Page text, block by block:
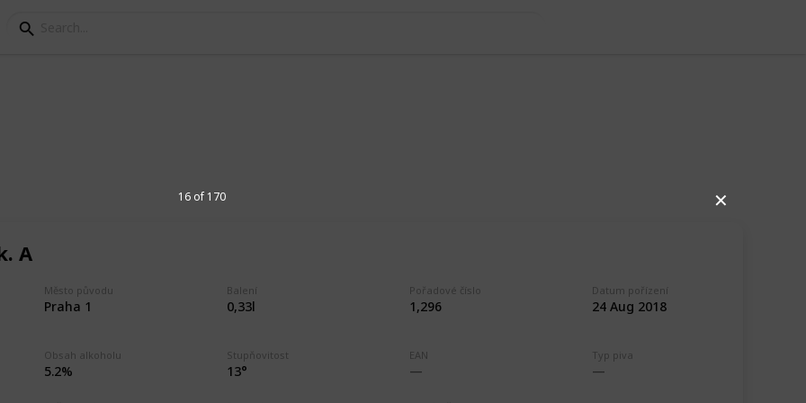
✕
A
Město původu
Praha 1
Balení
0,33l
Pořadové číslo
1,296
Datum pořízení
24 Aug 2018
Obsah alkoholu
5.2%
Stupňovitost
13°
EAN Typ piva
16 of 170
pivovar, Euphoria trade, Létající
Medvídků, Moucha Brewery Czech, Pivo
U Fleků, Pivovar Kolčavka, Pivovar
Pivovar Trilobit, Pivovar U tří růží,
Počernický pivovar, Přátelský